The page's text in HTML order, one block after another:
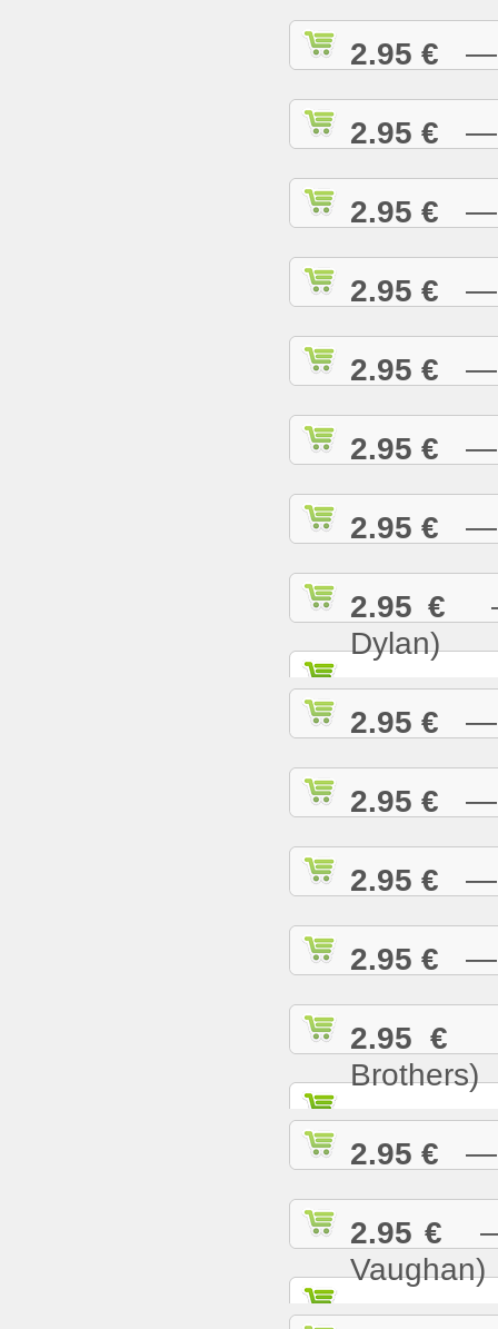
2.95 € —
2.95 € —
2.95 € —
2.95 € —
2.95 € —
2.95 € —
2.95 € —
2.95 € —
Dylan)
2.95 € —
2.95 € —
2.95 € —
2.95 € —
2.95 €
Brothers)
2.95 € —
2.95 € —
Vaughan)